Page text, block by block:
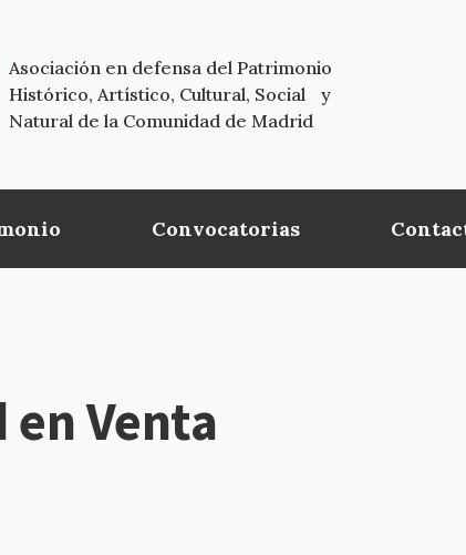
Asociación en defensa del Patrimonio
Histórico, Artístico, Cultural, Social y
Natural de la Comunidad de Madrid
Convocatorias
en Venta